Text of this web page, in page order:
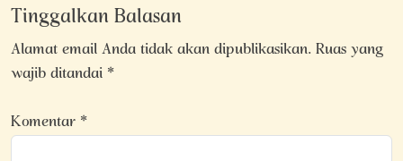
Tinggalkan Balasan
Alamat email Anda tidak akan dipublikasikan.Ruas yang
wajib ditandai*
Komentar*